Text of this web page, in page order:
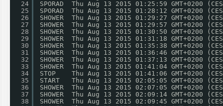
24
25
26
27
28
29
30
31
32
33
34
35
36
37
38
SPORAD  Thu Aug 13 2015 01:25:59 GMT+0200
SPORAD  Thu Aug 13 2015 01:28:12 GMT+0200
SHOWER  Thu Aug 13 2015 01:29:27 GMT+0200
SHOWER  Thu Aug 13 2015 01:29:57 GMT+0200
SHOWER  Thu Aug 13 2015 01:30:50 GMT+0200
SHOWER  Thu Aug 13 2015 01:31:18 GMT+0200
SHOWER  Thu Aug 13 2015 01:35:38 GMT+0200
SHOWER  Thu Aug 13 2015 01:36:46 GMT+0200
SHOWER  Thu Aug 13 2015 01:37:13 GMT+0200
SHOWER  Thu Aug 13 2015 01:41:04 GMT+0200
STOP    Thu Aug 13 2015 01:41:06 GMT+0200
START   Thu Aug 13 2015 02:05:05 GMT+0200
SHOWER  Thu Aug 13 2015 02:07:05 GMT+0200
SHOWER  Thu Aug 13 2015 02:09:14 GMT+0200
SHOWER  Thu Aug 13 2015 02:09:45 GMT+0200